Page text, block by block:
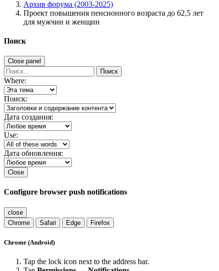
Архив форума (2003-2025)
Проект повышения пенсионного возраста до 62,5 лет
для мужчин и женщин
Поиск
Close panel
Поиск
Where:
Поиск:
Дата создания:
Use:
Дата обновления:
Close
Configure browser push notifications
close
Chrome
Safari Edge Firefox
Chrome (Android)
Tap the lock icon next to the address bar.